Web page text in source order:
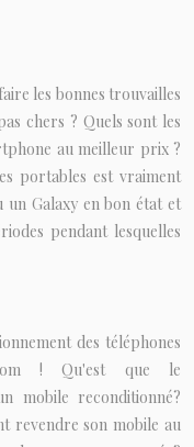
les bonnes trouvailles
chers ? Quels sont les
au meilleur prix ?
portables est vraiment
Galaxy en bon état et
pendant lesquelles
des téléphones
! Qu'est que le
mobile reconditionné?
revendre son mobile au